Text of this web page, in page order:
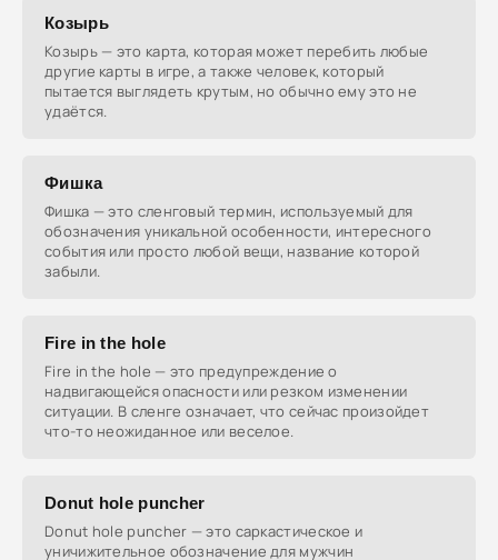
Козырь
Козырь — это карта, которая может перебить любые
другие карты в игре, а также человек, который
пытается выглядеть крутым, но обычно ему это не
удаётся.
Фишка
Фишка — это сленговый термин, используемый для
обозначения уникальной особенности, интересного
события или просто любой вещи, название которой
забыли.
Fire in the hole
Fire in the hole — это предупреждение о
надвигающейся опасности или резком изменении
ситуации. В сленге означает, что сейчас произойдет
что-то неожиданное или веселое.
Donut hole puncher
Donut hole puncher — это саркастическое и
уничижительное обозначение для мужчин